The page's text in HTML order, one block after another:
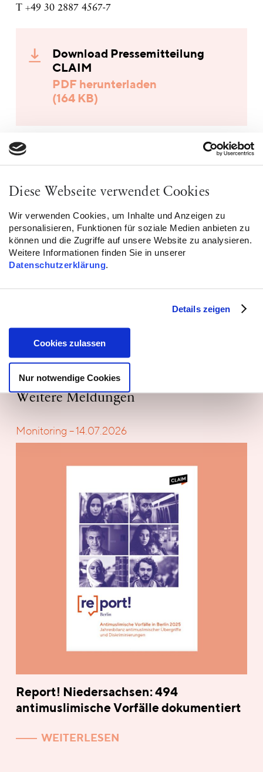
Diese Webseite verwendet Cookies
Wir verwenden Cookies, um Inhalte und Anzeigen zu
personalisieren, Funktionen für soziale Medien anbieten zu
können und die Zugriffe auf unsere Website zu analysieren.
Weitere Informationen finden Sie in unserer
Datenschutzerklärung.
Details zeigen
Cookies zulassen
Nur notwendige Cookies
T +49 30 2887 4567-7
Download Pressemitteilung
CLAIM
PDF herunterladen
(164 KB)
(696 KB)
Download Stellungnahme des
Bündnis "AGG-Reform-jetzt!"
Weitere Meldungen
Monitoring – 14.07.2026
Report! Niedersachsen: 494
antimuslimische Vorfälle dokumentiert
WEITERLESEN